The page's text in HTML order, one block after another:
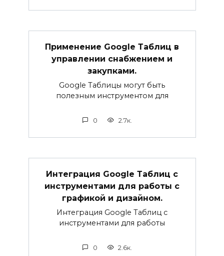
Применение Google Таблиц в
управлении снабжением и
закупками.
Google Таблицы могут быть
полезным инструментом для
0 2.7к.
Интеграция Google Таблиц с
инструментами для работы с
графикой и дизайном.
Интеграция Google Таблиц с
инструментами для работы
0 2.6к.